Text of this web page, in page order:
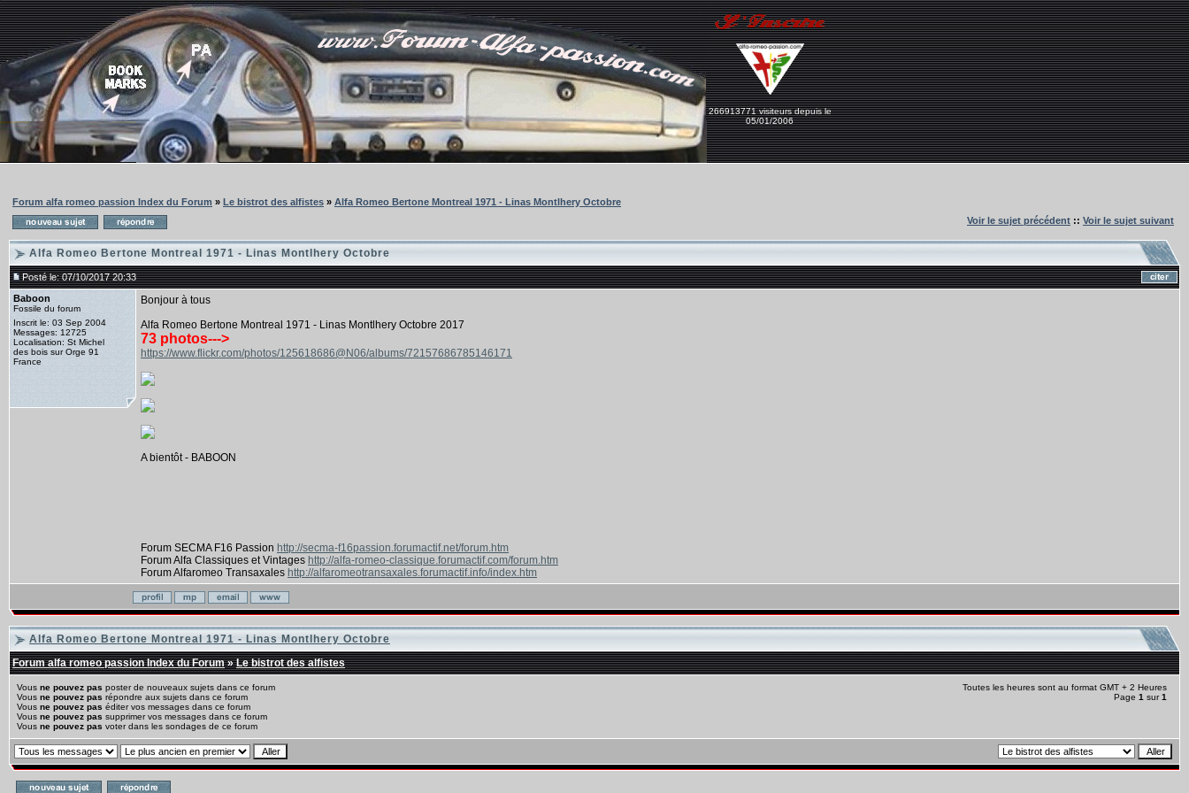
266913771 visiteurs depuis le
05/01/2006
Forum alfa romeo passion Index du Forum » Le bistrot des alfistes » Alfa Romeo Bertone Montreal 1971 - Linas Montlhery Octobre
Voir le sujet précédent :: Voir le sujet suivant
Alfa Romeo Bertone Montreal 1971 - Linas Montlhery Octobre
Posté le: 07/10/2017 20:33
Baboon
Fossile du forum
Inscrit le: 03 Sep 2004
Messages: 12725
Localisation: St Michel
des bois sur Orge 91
France
Bonjour à tous
Alfa Romeo Bertone Montreal 1971 - Linas Montlhery Octobre 2017
73 photos--->
https://www.flickr.com/photos/125618686@N06/albums/72157686785146171
A bientôt - BABOON
Forum SECMA F16 Passion http://secma-f16passion.forumactif.net/forum.htm
Forum Alfa Classiques et Vintages http://alfa-romeo-classique.forumactif.com/forum.htm
Forum Alfaromeo Transaxales http://alfaromeotransaxales.forumactif.info/index.htm
Alfa Romeo Bertone Montreal 1971 - Linas Montlhery Octobre
Forum alfa romeo passion Index du Forum»Le bistrot des alfistes
Vous ne pouvez pas poster de nouveaux sujets dans ce forum
Vous ne pouvez pas répondre aux sujets dans ce forum
Vous ne pouvez pas éditer vos messages dans ce forum
Vous ne pouvez pas supprimer vos messages dans ce forum
Vous ne pouvez pas voter dans les sondages de ce forum
Toutes les heures sont au format GMT + 2 Heures
Page 1 sur1